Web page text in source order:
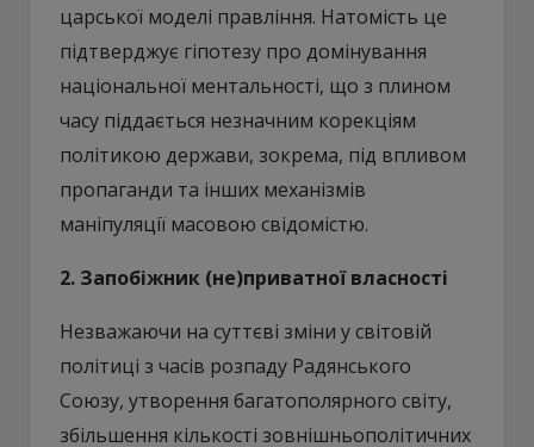
царської моделі правління. Натомість це
підтверджує гіпотезу про домінування
національної ментальності, що з плином
часу піддається незначним корекціям
політикою держави, зокрема, під впливом
пропаганди та інших механізмів
маніпуляції масовою свідомістю.
2. Запобіжник (не)приватної власності
Незважаючи на суттєві зміни у світовій
політиці з часів розпаду Радянського
Союзу, утворення багатополярного світу,
збільшення кількості зовнішньополітичних